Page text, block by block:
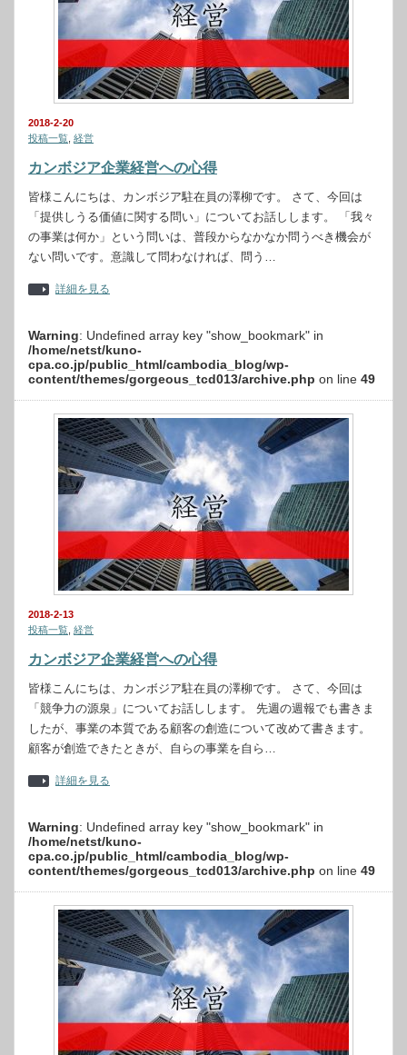
2018-2-20
投稿一覧 経営
カンボジア企業経営への心得
皆様こんにちは、カンボジア駐在員の澤柳です。 さて、今回は
「提供しうる価値に関する問い」についてお話しします。 「我々
の事業は何か」という問いは、普段からなかなか問うべき機会が
ない問いです。意識して問わなければ、問う…
詳細を見る
Warning: Undefined array key "show_bookmark" in
/home/netst/kuno-
cpa.co.jp/public_html/cambodia_blog/wp-
content/themes/gorgeous_tcd013/archive.php on line 49
2018-2-13
投稿一覧 経営
カンボジア企業経営への心得
皆様こんにちは、カンボジア駐在員の澤柳です。 さて、今回は
「競争力の源泉」についてお話しします。 先週の週報でも書きま
したが、事業の本質である顧客の創造について改めて書きます。
顧客が創造できたときが、自らの事業を自ら…
詳細を見る
Warning: Undefined array key "show_bookmark" in
/home/netst/kuno-
cpa.co.jp/public_html/cambodia_blog/wp-
content/themes/gorgeous_tcd013/archive.php on line 49